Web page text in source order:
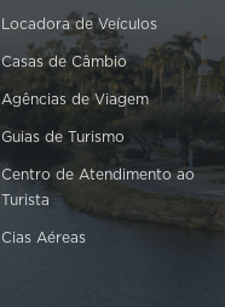
Locadora de Veículos
Casas de Câmbio
Agências de Viagem
Guias de Turismo
Centro de Atendimento ao
Turista
Cias Aéreas